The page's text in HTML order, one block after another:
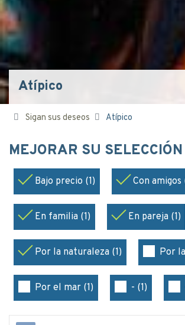
Atípico
Sigan sus deseos Atípico
MEJORAR SU SELECCIÓN
Bajo precio (1) Con amigos
En familia (1) En pareja (1)
Por la naturaleza (1) Por
Por el mar (1) - (1)